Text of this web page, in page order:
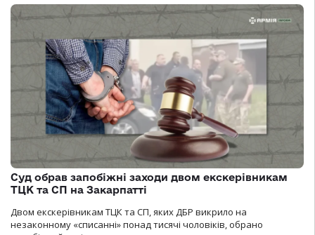
Суд обрав запобіжні заходи двом екскерівникам
ТЦК та СП на Закарпатті
Двом екскерівникам ТЦК та СП, яких ДБР викрило на
незаконному «списанні» понад тисячі чоловіків, обрано